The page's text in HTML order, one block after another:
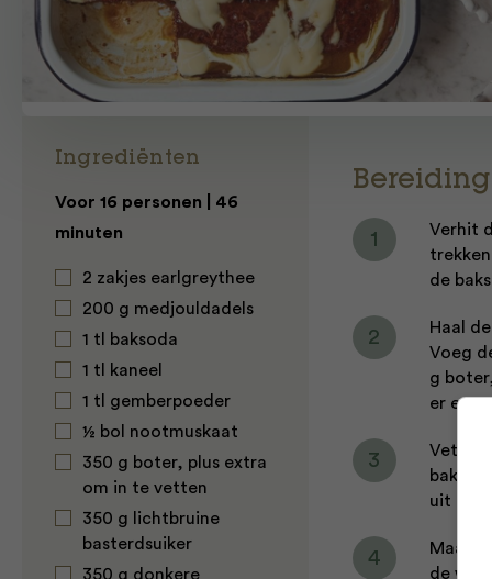
Ingrediënten
Voor 16 personen | 46
minuten
2 zakjes earlgreythee
200 g medjouldadels
1 tl baksoda
1 tl kaneel
1 tl gemberpoeder
½ bol nootmuskaat
350 g boter, plus extra
om in te vetten
350 g lichtbruine
basterdsuiker
350 g donkere
Bereiding
Verhit
de
Haal
Voeg
g
er een
Vet
bak de
uit
Maak
de